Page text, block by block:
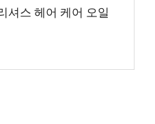
셔스 헤어 케어 오일